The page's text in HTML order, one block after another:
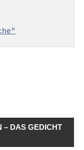
– DAS GEDICHT